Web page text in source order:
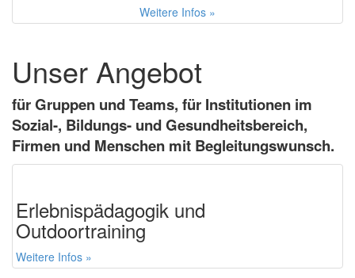
Weitere Infos »
Unser Angebot
für Gruppen und Teams, für Institutionen im
Sozial-, Bildungs- und Gesundheitsbereich,
Firmen und Menschen mit Begleitungswunsch.
Erlebnispädagogik und
Outdoortraining
Weitere Infos »